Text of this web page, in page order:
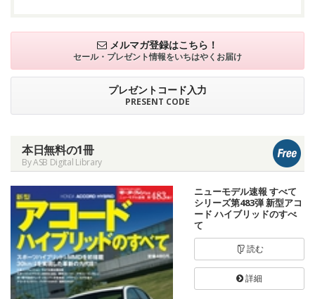
メルマガ登録はこちら！
セール・プレゼント情報をいちはやくお届け
プレゼントコード入力
PRESENT CODE
本日無料の1冊
By ASB Digital Library
ニューモデル速報 すべて
シリーズ第483弾 新型アコ
ード ハイブリッドのすべ
て
読む
詳細